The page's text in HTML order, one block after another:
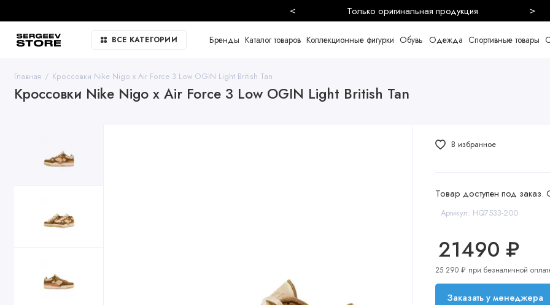
Безопасная и быстрая доставка
< >
ВСЕ КАТЕГОРИИ Бренды Каталог товаров Коллекционные фигурки Обувь Одежда Спортивные товары
Главная Кроссовки Nike Nigo x Air Force 3 Low OGIN Light British Tan
Кроссовки Nike Nigo x Air Force 3 Low OGIN Light British Tan
Товар доступен под заказ.
Артикул: HQ7533-200
21490 ₽
25 290 ₽ при безналичной
Заказать у менеджера
В избранное